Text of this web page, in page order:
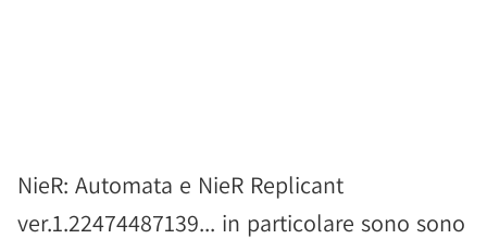
NieR: Automata e NieR Replicant
ver.1.22474487139... in particolare sono sono